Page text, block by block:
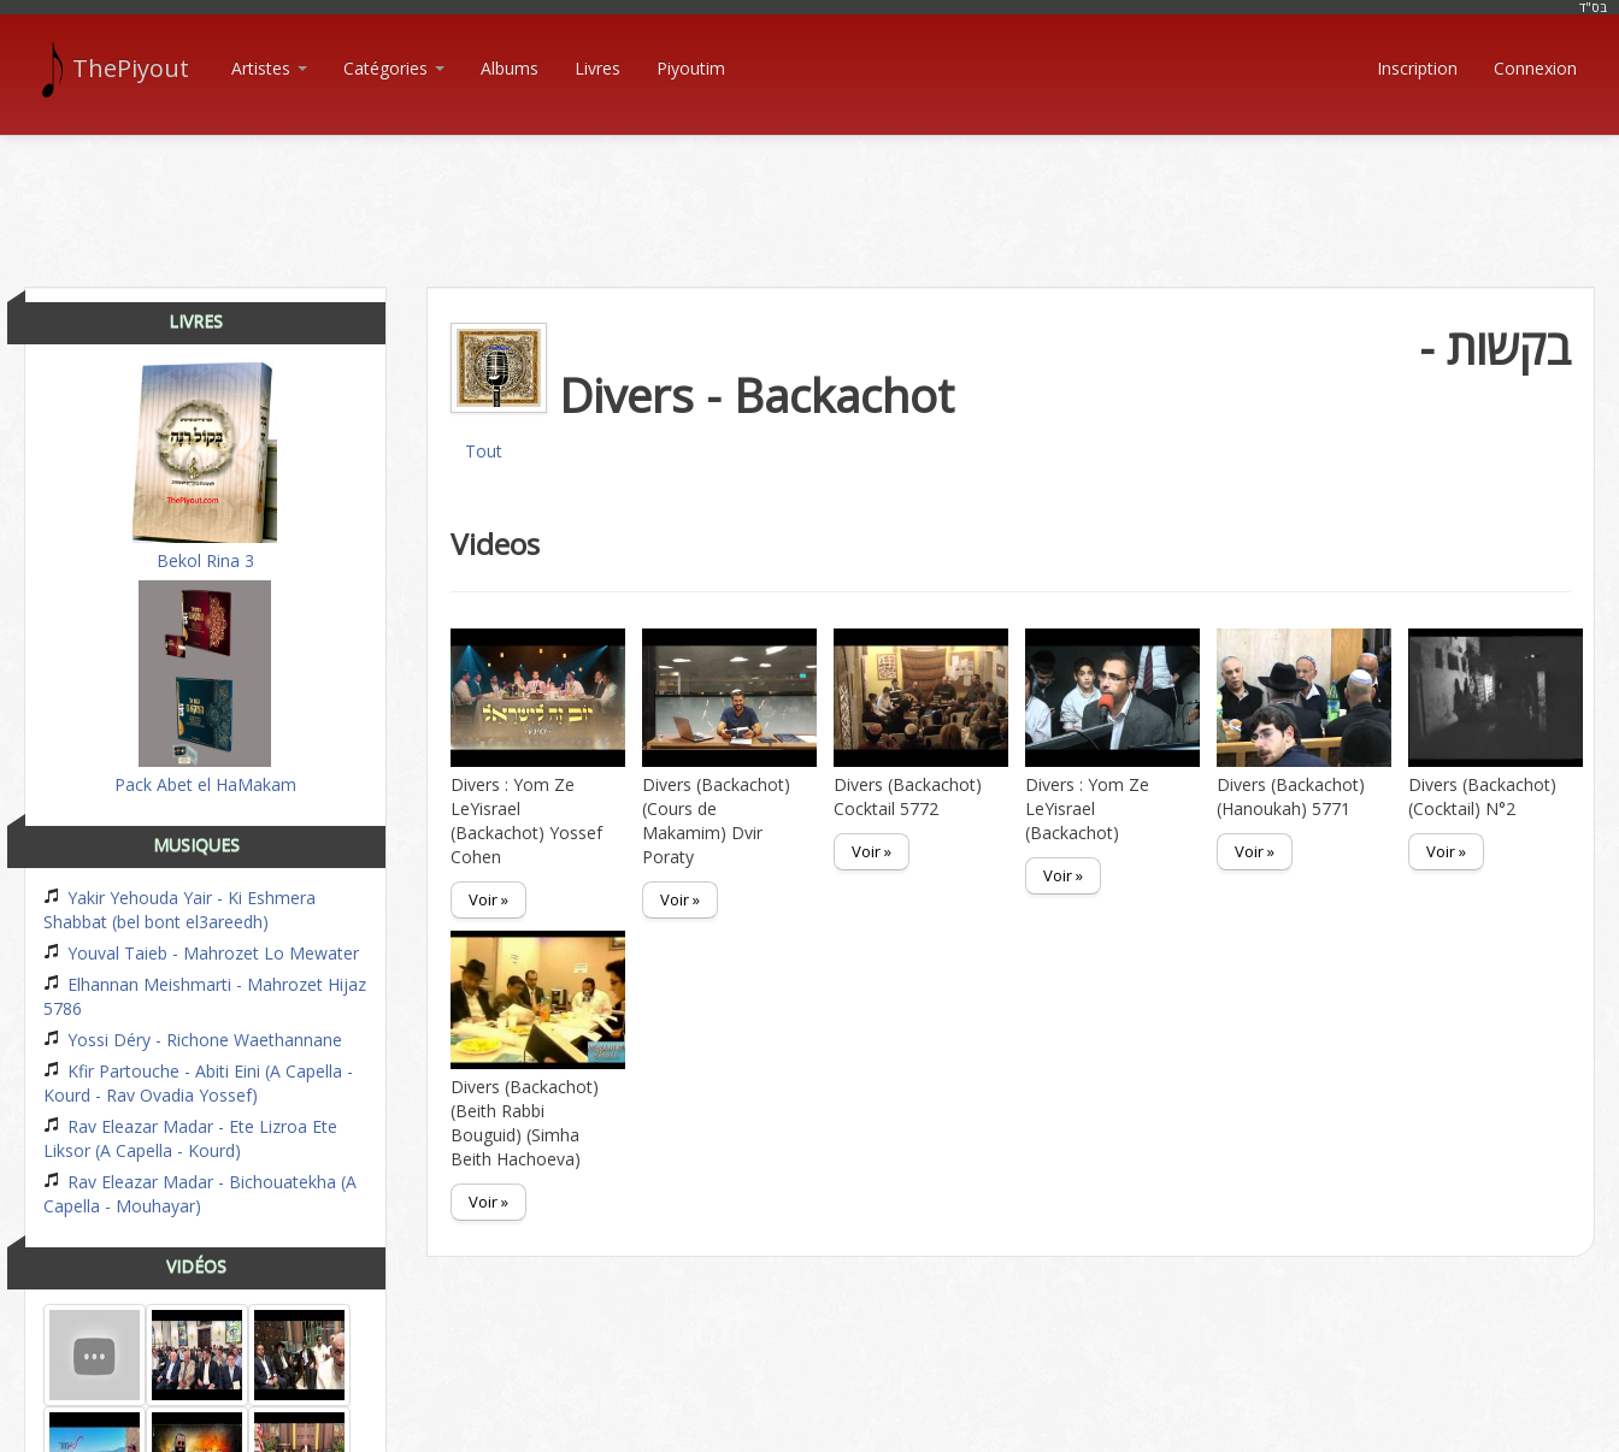
בּס"ד
ThePiyout Artistes Catégories Albums Livres Piyoutim Inscription Connexion
LIVRES
Bekol Rina 3
Pack Abet el HaMakam
MUSIQUES
Yakir Yehouda Yair - Ki Eshmera
Shabbat (bel bont el3areedh)
Youval Taieb - Mahrozet Lo Mewater
Elhannan Meishmarti - Mahrozet Hijaz
5786
Yossi Déry - Richone Waethannane
Kfir Partouche - Abiti Eini (A Capella -
Kourd - Rav Ovadia Yossef)
Rav Eleazar Madar - Ete Lizroa Ete
Liksor (A Capella - Kourd)
Rav Eleazar Madar - Bichouatekha (A
Capella - Mouhayar)
VIDÉOS
Divers - Backachot
- בקשות
Tout
Videos
Divers : Yom Ze
LeYisrael
(Backachot) Yossef
Cohen
Voir »
Divers (Backachot)
(Cours de
Makamim) Dvir
Poraty
Voir »
Divers (Backachot)
Cocktail 5772
Voir »
Divers : Yom Ze
LeYisrael
(Backachot)
Voir »
Divers (Backachot)
(Hanoukah) 5771
Voir »
Divers (Backachot)
(Cocktail) N°2
Voir »
Divers (Backachot)
(Beith Rabbi
Bouguid) (Simha
Beith Hachoeva)
Voir »